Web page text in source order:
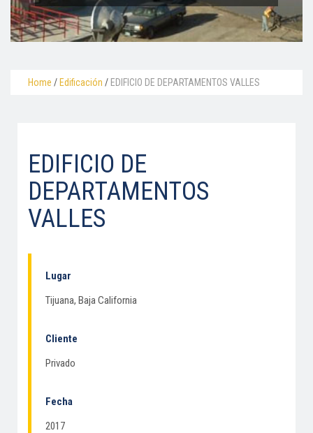
Home / Edificación / EDIFICIO DE DEPARTAMENTOS VALLES
EDIFICIO DE
DEPARTAMENTOS
VALLES
Lugar
Tijuana, Baja California
Cliente
Privado
Fecha
2017